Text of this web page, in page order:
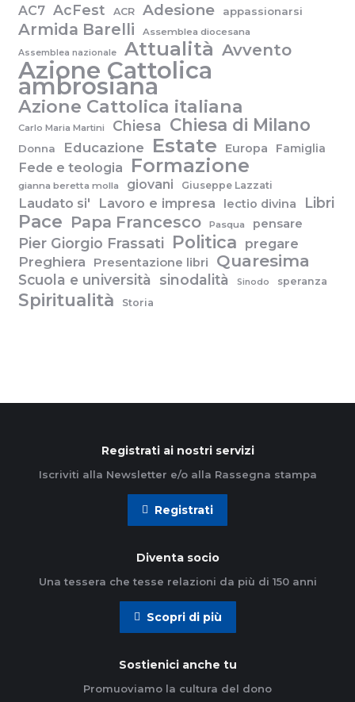
AC7 AcFest ACR Adesione appassionarsi
Armida Barelli Assemblea diocesana
Assemblea nazionale Attualità Avvento
Azione Cattolica
ambrosiana
Azione Cattolica italiana
Carlo Maria Martini Chiesa Chiesa di Milano
Donna Educazione Estate Europa Famiglia
Fede e teologia Formazione
gianna beretta molla giovani Giuseppe Lazzati
Laudato si' Lavoro e impresa lectio divina Libri
Pace Papa Francesco Pasqua pensare
Pier Giorgio Frassati Politica pregare
Preghiera
Presentazione libri Quaresima
Scuola e università sinodalità Sinodo speranza
Spiritualità Storia
Registrati ai nostri servizi
Iscriviti alla Newsletter e/o alla Rassegna stampa
Registrati
Diventa socio
Una tessera che tesse relazioni da più di 150 anni
Scopri di più
Sostienici anche tu
Promuoviamo la cultura del dono